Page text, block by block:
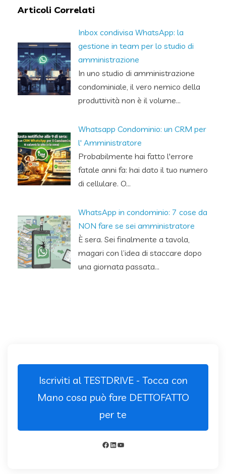
Articoli Correlati
Inbox condivisa WhatsApp: la
gestione in team per lo studio di
amministrazione
In uno studio di amministrazione
condominiale, il vero nemico della
produttività non è il volume…
Whatsapp Condominio: un CRM per
l' Amministratore
Probabilmente hai fatto l'errore
fatale anni fa: hai dato il tuo numero
di cellulare. O…
WhatsApp in condominio: 7 cose da
NON fare se sei amministratore
È sera. Sei finalmente a tavola,
magari con l’idea di staccare dopo
una giornata passata…
Iscriviti al TESTDRIVE - Tocca con
Mano cosa può fare DETTOFATTO
per te
Facebook
LinkedIn
YouTube